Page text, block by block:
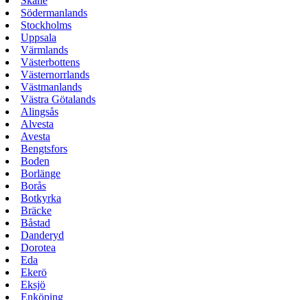
Södermanlands
Stockholms
Uppsala
Värmlands
Västerbottens
Västernorrlands
Västmanlands
Västra Götalands
Alingsås
Alvesta
Avesta
Bengtsfors
Boden
Borlänge
Borås
Botkyrka
Bräcke
Båstad
Danderyd
Dorotea
Eda
Ekerö
Eksjö
Enköping